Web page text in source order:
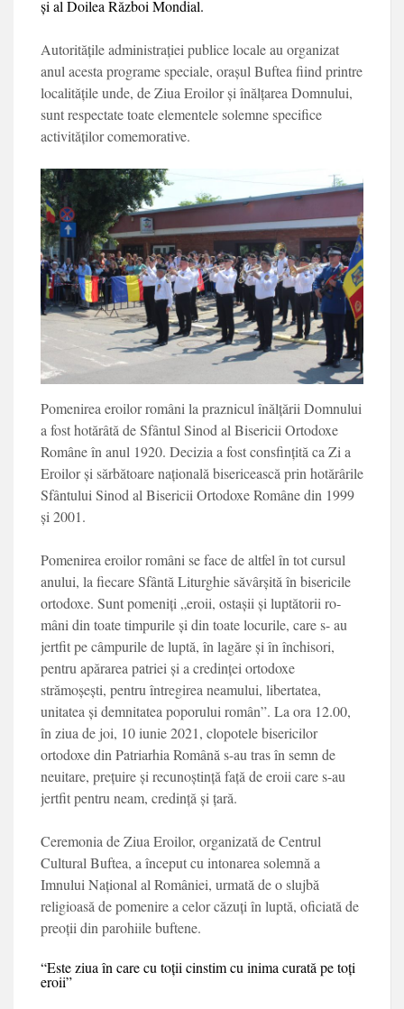
și al Doilea Război Mondial.
Autoritățile adminis­trației publice locale au organizat
anul acesta programe speciale, ora­șul Buftea fiind printre
localitățile unde, de Ziua Eroilor și înălțarea Dom­nului,
sunt respectate toate elementele solemne specifice
activităților co­memorative.
Pomenirea eroilor ro­mâni la praznicul înălțării Domnului
a fost hotărâtă de Sfântul Sinod al Bise­ricii Ortodoxe
Române în anul 1920. Decizia a fost consfințită ca Zi a
Eroilor și sărbătoare națională bi­sericească prin hotărârile
Sfântului Sinod al Biseri­cii Ortodoxe Române din 1999
și 2001.
Pomenirea eroilor români se face de altfel în tot cursul
anului, la fiecare Sfântă Liturghie săvârșită în bisericile
orto­doxe. Sunt pomeniți „ero­ii, ostașii și luptătorii ro­
mâni din toate timpurile și din toate locurile, care s- au
jertfit pe câmpurile de luptă, în lagăre și în închi­sori,
pentru apărarea pa­triei și a credinței ortodo­xe
strămoșești, pentru în­tregirea neamului, liberta­tea,
unitatea și demnita­tea poporului român”. La ora 12.00,
în ziua de joi, 10 iunie 2021, clopote­le bisericilor
ortodoxe din Patriarhia Română s-au tras în semn de
neuitare, prețuire și recunoștin­ță față de eroii care s-au
jertfit pentru neam, cre­dință și țară.
Ceremonia de Zi­ua Eroilor, organizată de Centrul
Cultural Buftea, a în­ceput cu intonarea solem­nă a
Imnului Național al României, urmată de o slujbă
religioasă de po­menire a celor căzuți în luptă, oficiată de
preoții din parohiile buftene.
“Este ziua în care cu toții cinstim cu inima curată pe toți
eroii”